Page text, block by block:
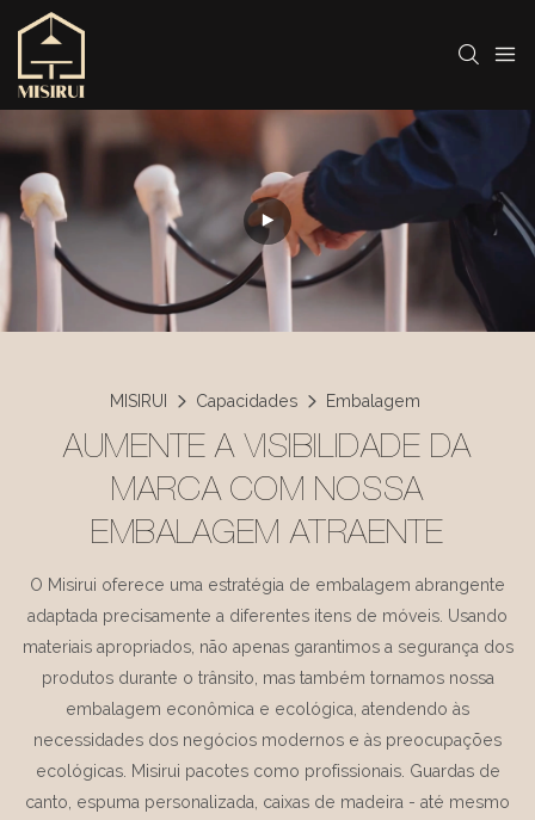
MISIRUI Capacidades Embalagem
AUMENTE A VISIBILIDADE DA
MARCA COM NOSSA
EMBALAGEM ATRAENTE
O Misirui oferece uma estratégia de embalagem abrangente
adaptada precisamente a diferentes itens de móveis. Usando
materiais apropriados, não apenas garantimos a segurança dos
produtos durante o trânsito, mas também tornamos nossa
embalagem econômica e ecológica, atendendo às
necessidades dos negócios modernos e às preocupações
ecológicas. Misirui pacotes como profissionais. Guardas de
canto, espuma personalizada, caixas de madeira - até mesmo